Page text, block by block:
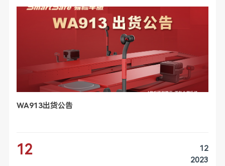
WA913出货公告
12
12
2023